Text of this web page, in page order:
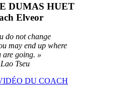
DUMAS HUET
Elveor
do not change
may end up where
are going. »
Lao Tseu
DU COACH